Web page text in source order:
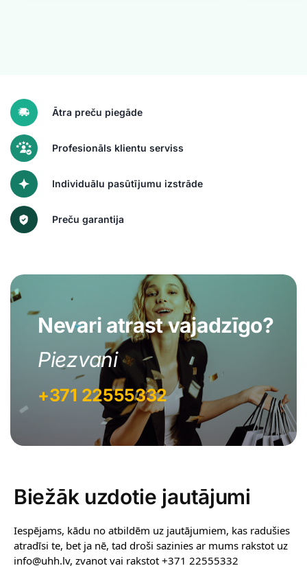
Ātra preču piegāde
Profesionāls klientu serviss
Individuālu pasūtījumu izstrāde
Preču garantija
Nevari atrast vajadzīgo?
Piezvani
+371 22555332
Biežāk uzdotie jautājumi
Iespējams, kādu no atbildēm uz jautājumiem, kas radušies
atradīsi te, bet ja nē, tad droši sazinies ar mums rakstot uz
info@uhh.lv, zvanot vai rakstot +371 22555332